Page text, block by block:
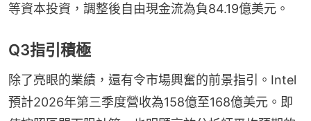
等資本投資，調整後自由現金流為負84.19億美元。
Q3指引積極
除了亮眼的業績，還有令市場興奮的前景指引。Intel
預計2026年第三季度營收為158億至168億美元。即